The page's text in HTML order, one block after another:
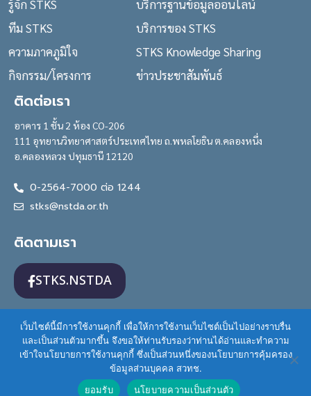
รู้จัก STKS
ทีม STKS
ความภาคภูมิใจ
กิจกรรม/โครงการ
บริการฐานข้อมูลออนไลน์
บริการของ STKS
STKS Knowledge Sharing
ข่าวประชาสัมพันธ์
ติดต่อเรา
อาคาร 1 ชั้น 2 ห้อง CO-206
111 อุทยานวิทยาศาสตร์ประเทศไทย ถ.พหลโยธิน ต.คลองหนึ่ง
อ.คลองหลวง ปทุมธานี 12120
0-2564-7000 ต่อ 1244
stks@nstda.or.th
ติดตามเรา
STKS.NSTDA
STKS is licensed under aCreative Commons
Attribution-NonCommercial 3.0 Thailand License
เว็บไซต์นี้มีการใช้งานคุกกี้ เพื่อให้การใช้งานเว็บไซต์เป็นไปอย่างราบรื่น
และเป็นส่วนตัวมากขึ้น จึงขอให้ท่านรับรองว่าท่านได้อ่านและทำความ
เข้าใจนโยบายการใช้งานคุกกี้ ซึ่งเป็นส่วนหนึ่งของนโยบายการคุ้มครอง
ข้อมูลส่วนบุคคล สวทช.
ยอมรับ
นโยบายความเป็นส่วนตัว